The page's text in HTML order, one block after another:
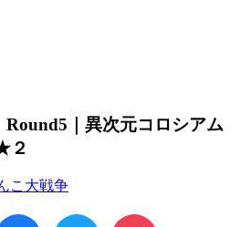
Round5｜異次元コロシアム
２
こ大戦争